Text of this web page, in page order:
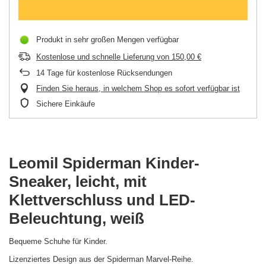
Produkt in sehr großen Mengen verfügbar
Kostenlose und schnelle Lieferung von 150,00 €
14 Tage für kostenlose Rücksendungen
Finden Sie heraus, in welchem Shop es sofort verfügbar ist
Sichere Einkäufe
Leomil Spiderman Kinder-
Sneaker, leicht, mit
Klettverschluss und LED-
Beleuchtung, weiß
Bequeme Schuhe für Kinder.
Lizenziertes Design aus der Spiderman Marvel-Reihe.